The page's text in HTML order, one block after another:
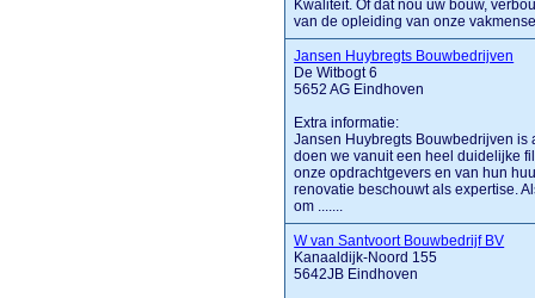
Kwaliteit. Of dat nou uw bouw,
van de opleiding van onze
Jansen Huybregts Bouwbedrijven
De Witbogt 6
5652 AG Eindhoven
Extra informatie:
Jansen Huybregts Bouwbedrijven is
doen we vanuit een heel duidelijke
onze opdrachtgevers en van hun
renovatie beschouwt als expertise.
om .......
W van Santvoort Bouwbedrijf BV
Kanaaldijk-Noord 155
5642JB Eindhoven